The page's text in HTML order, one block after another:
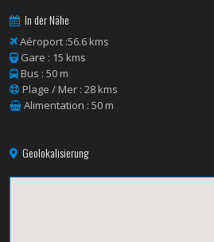
In der Nähe
Aéroport :56.6 kms
Gare : 15 kms
Bus : 50 m
Plage / Mer : 28 kms
Alimentation : 50 m
Geolokalisierung